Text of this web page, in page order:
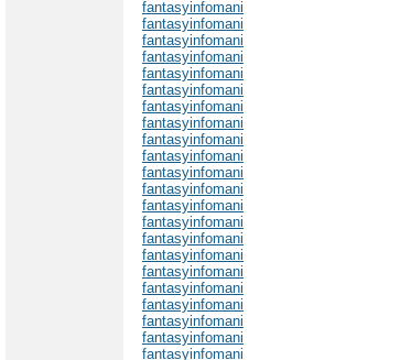
fantasyinfomani
fantasyinfomani
fantasyinfomani
fantasyinfomani
fantasyinfomani
fantasyinfomani
fantasyinfomani
fantasyinfomani
fantasyinfomani
fantasyinfomani
fantasyinfomani
fantasyinfomani
fantasyinfomani
fantasyinfomani
fantasyinfomani
fantasyinfomani
fantasyinfomani
fantasyinfomani
fantasyinfomani
fantasyinfomani
fantasyinfomani
fantasyinfomani